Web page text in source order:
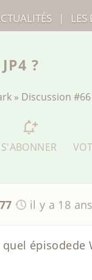
?
» Discussion
S'ABONNER
il y a 18 ans
épisodede
| LES